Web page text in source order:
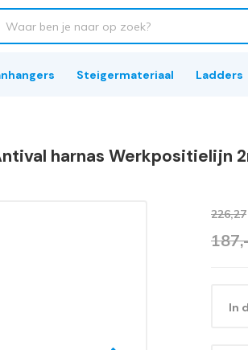
Steigermateriaal Ladders
harnas Werkpositielijn
226,27
In